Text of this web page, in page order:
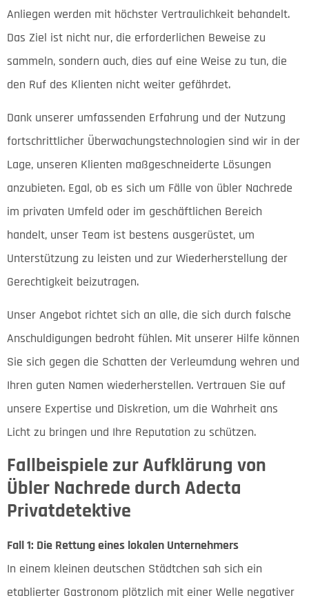
Anliegen werden mit höchster Vertraulichkeit behandelt.
Das Ziel ist nicht nur, die erforderlichen Beweise zu
sammeln, sondern auch, dies auf eine Weise zu tun, die
den Ruf des Klienten nicht weiter gefährdet.
Dank unserer umfassenden Erfahrung und der Nutzung
fortschrittlicher Überwachungstechnologien sind wir in der
Lage, unseren Klienten maßgeschneiderte Lösungen
anzubieten. Egal, ob es sich um Fälle von übler Nachrede
im privaten Umfeld oder im geschäftlichen Bereich
handelt, unser Team ist bestens ausgerüstet, um
Unterstützung zu leisten und zur Wiederherstellung der
Gerechtigkeit beizutragen.
Unser Angebot richtet sich an alle, die sich durch falsche
Anschuldigungen bedroht fühlen. Mit unserer Hilfe können
Sie sich gegen die Schatten der Verleumdung wehren und
Ihren guten Namen wiederherstellen. Vertrauen Sie auf
unsere Expertise und Diskretion, um die Wahrheit ans
Licht zu bringen und Ihre Reputation zu schützen.
Fallbeispiele zur Aufklärung von
Übler Nachrede durch Adecta
Privatdetektive
Fall 1: Die Rettung eines lokalen Unternehmers
In einem kleinen deutschen Städtchen sah sich ein
etablierter Gastronom plötzlich mit einer Welle negativer